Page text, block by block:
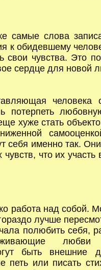
самые слова
к обидевшему
свои чувства. Это
сердце для новой
человека
потерпеть
хуже стать
себя именно так.
что их
работа над собой.
лучше
полюбить себя,
быть внешние
петь или писать